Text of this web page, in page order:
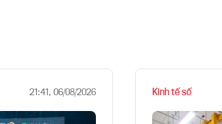
21:41, 06/08/2026 Kinh tế số